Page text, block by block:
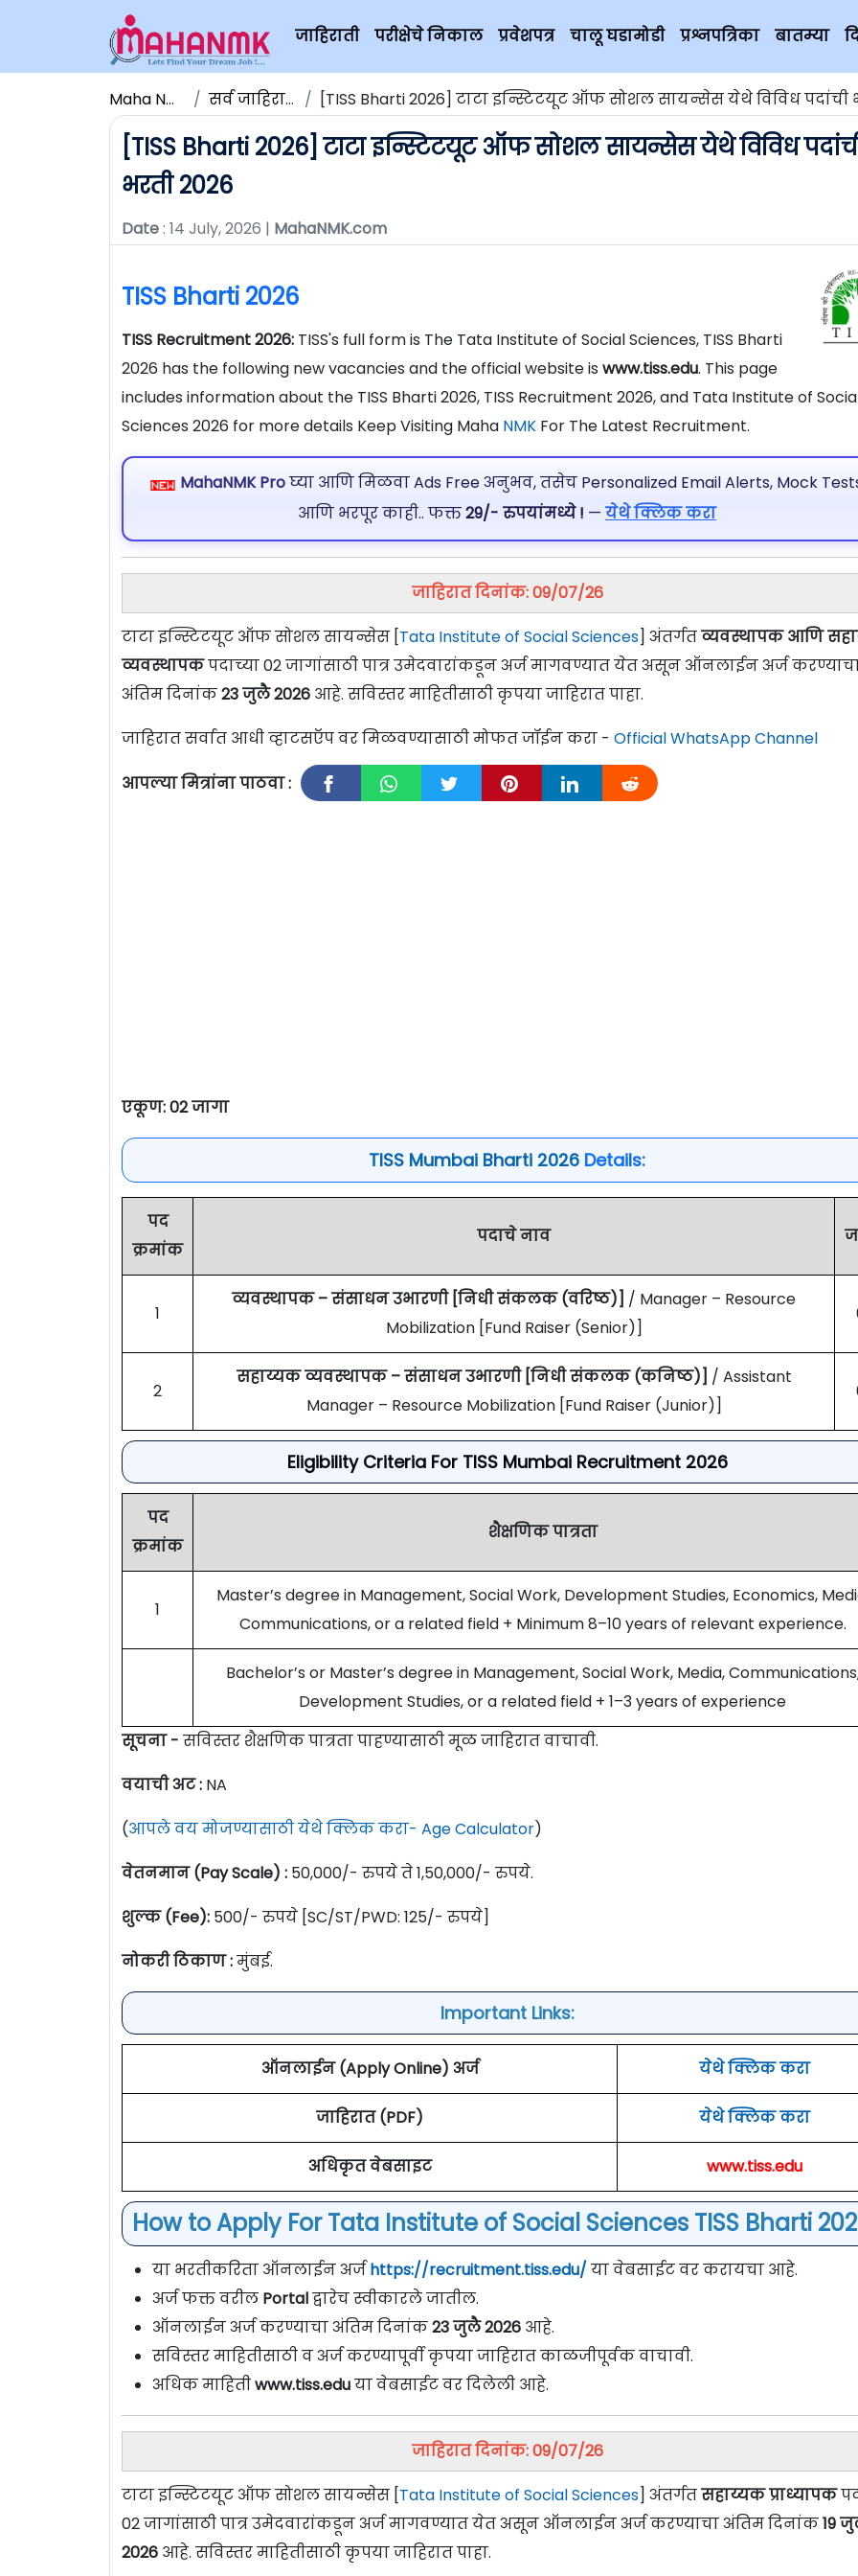
जाहिराती परीक्षेचे निकाल प्रवेशपत्र चालू घडामोडी प्रश्नपत्रिका बातम्या
Maha NMK सर्व जाहिराती [TISS Bharti 2026] टाटा इन्स्टिटयूट ऑफ सोशल सायन्सेस येथे विविध पदांची भरती
[TISS Bharti 2026] टाटा इन्स्टिटयूट ऑफ सोशल सायन्सेस येथे विविध
भरती 2026
Date: 14 July, 2026 | MahaNMK.com
TISS Bharti 2026
TISS Recruitment 2026: TISS's full form is The Tata Institute of Social Sciences, TISS Bharti
2026 has the following new vacancies and the official website is www.tiss.edu. This page
includes information about the TISS Bharti 2026, TISS Recruitment 2026, and Tata Institute of
Sciences 2026 for more details Keep Visiting Maha NMK For The Latest Recruitment.
MahaNMK Proघ्या आणि मिळवा Ads Free अनुभव, तसेच Personalized Email Alerts, Mock
आणि भरपूर काही.. फक्त29/- रुपयांमध्ये ! — येथे क्लिक करा
जाहिरात दिनांक: 09/07/26
टाटा इन्स्टिटयूट ऑफ सोशल सायन्सेस [Tata Institute of Social Sciences] अंतर्गतव्यवस्थापक आणि
व्यवस्थापकपदाच्या 02 जागांसाठी पात्र उमेदवारांकडून अर्ज मागवण्यात येत असून ऑनलाईन अर्ज
अंतिम दिनांक23 जुलै 2026 आहे. सविस्तर माहितीसाठी कृपया जाहिरात पाहा.
जाहिरात सर्वात आधी व्हाटसऍप वर मिळवण्यासाठी मोफत जॉईन करा - Official WhatsApp Channel
आपल्या मित्रांना पाठवा :
एकूण:02 जागा
TISS Mumbai Bharti 2026 Details:
पद
क्रमांक
पदाचे नाव
1
व्यवस्थापक – संसाधन उभारणी [निधी संकलक (वरिष्ठ)] / Manager – Resource
Mobilization [Fund Raiser (Senior)]
2
सहाय्यक व्यवस्थापक – संसाधन उभारणी [निधी संकलक (कनिष्ठ)] / Assistant
Manager – Resource Mobilization [Fund Raiser (Junior)]
Eligibility Criteria For TISS Mumbai Recruitment 2026
पद
क्रमांक
शैक्षणिक पात्रता
1
Master’s degree in Management, Social Work, Development Studies, Economics,
Communications, or a related field + Minimum 8–10 years of relevant experience.
Bachelor’s or Master’s degree in Management, Social Work, Media,
Development Studies, or a related field + 1–3 years of experience
सूचना - सविस्तर शैक्षणिक पात्रता पाहण्यासाठी मूळ जाहिरात वाचावी.
वयाची अट : NA
(आपले वय मोजण्यासाठी येथे क्लिक करा- Age Calculator)
वेतनमान (Pay Scale) : 50,000/- रुपये ते 1,50,000/- रुपये.
शुल्क (Fee): 500/- रुपये [SC/ST/PWD: 125/- रुपये]
नोकरी ठिकाण :मुंबई.
Important Links:
ऑनलाईन (Apply Online) अर्ज येथे क्लिक करा
जाहिरात (PDF) येथे क्लिक करा
अधिकृत वेबसाइट www.tiss.edu
How to Apply For Tata Institute of Social Sciences TISS Bharti
या भरतीकरिता ऑनलाईन अर्जhttps://recruitment.tiss.edu/ या वेबसाईट वर करायचा आहे.
अर्ज फक्त वरील Portalद्वारेच स्वीकारले जातील.
ऑनलाईन अर्ज करण्याचा अंतिम दिनांक23 जुलै 2026 आहे.
सविस्तर माहितीसाठी व अर्ज करण्यापूर्वी कृपया जाहिरात काळजीपूर्वक वाचावी.
अधिक माहितीwww.tiss.eduया वेबसाईट वर दिलेली आहे.
जाहिरात दिनांक: 09/07/26
टाटा इन्स्टिटयूट ऑफ सोशल सायन्सेस [Tata Institute of Social Sciences] अंतर्गतसहाय्यक प्राध्यापक
02 जागांसाठी पात्र उमेदवारांकडून अर्ज मागवण्यात येत असून ऑनलाईन अर्ज करण्याचा अंतिम दिनांक19
2026 आहे. सविस्तर माहितीसाठी कृपया जाहिरात पाहा.